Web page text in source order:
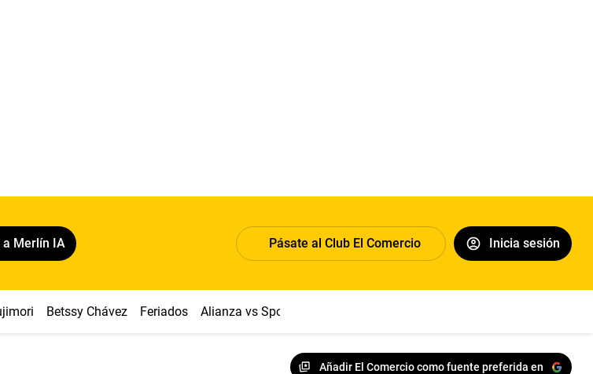
Merlín IA Pásate al Club El Comercio Inicia sesión
Betssy Chávez Feriados Alianza vs Sport Boys
Añadir El Comercio como fuente preferida en